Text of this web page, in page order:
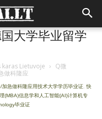
大学毕业留学
Lietuvoje › Q微
做科隆应
急做科隆应用技术大学学历毕业证 快
(MBA)信息学和人工智能(AI)计算机专
毕业证